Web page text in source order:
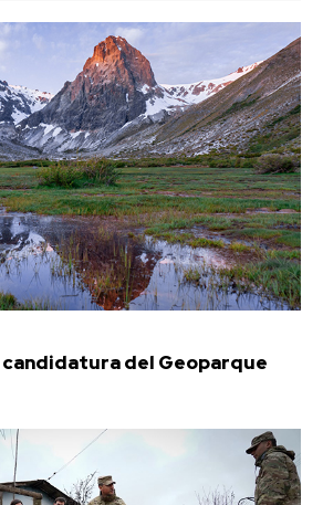
candidatura del Geoparque